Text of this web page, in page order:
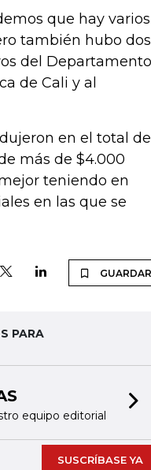
que hay varios
también hubo dos
del Departamento
de Cali y al
en el total de
más de $4.000
teniendo en
en las que se
GUARDAR
PARA
equipo editorial
SUSCRÍBASE YA